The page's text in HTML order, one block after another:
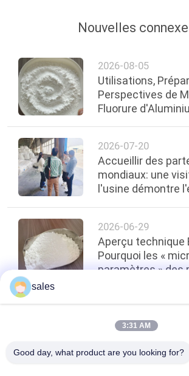
Nouvelles
2026-08-05
Utilisations,
Perspectives de
Fluorure
2026-07-20
Accueillir des
mondiaux: une
l'usine démontre
2026-06-29
Aperçu technique
Pourquoi les «
paramètres » des
premières
top
sales
3:31 AM
Good day, what product are you looking for?